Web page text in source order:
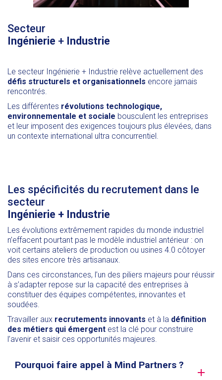
Secteur
Ingénierie + Industrie
Le secteur Ingénierie + Industrie relève actuellement des
défis structurels et organisationnels encore jamais
rencontrés.
Les différentes révolutions technologique,
environnementale et sociale bousculent les entreprises
et leur imposent des exigences toujours plus élevées, dans
un contexte international ultra concurrentiel.
Les spécificités du recrutement dans le
secteur
Ingénierie + Industrie
Les évolutions extrêmement rapides du monde industriel
n’effacent pourtant pas le modèle industriel antérieur : on
voit certains ateliers de production ou usines 4.0 côtoyer
des sites encore très artisanaux.
Dans ces circonstances, l’un des piliers majeurs pour réussir
à s’adapter repose sur la capacité des entreprises à
constituer des équipes compétentes, innovantes et
soudées.
Travailler aux recrutements innovants et à la définition
des métiers qui émergent est la clé pour construire
l’avenir et saisir ces opportunités majeures.
Pourquoi faire appel à Mind Partners ?